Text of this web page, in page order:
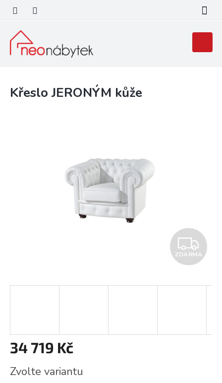
obsah
košík
Křeslo JERONÝM kůže
Z
D
A
ZDARMA
34 719 Kč
cena:
Zvolte variantu